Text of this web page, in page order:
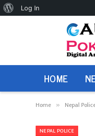
About
Log In
HOME
Home » Nepal
NEPAL POLICE